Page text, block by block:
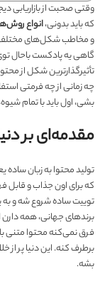
وقتی صحبت از بازاریابی
که باید بدونی،انواع
و مخاطب شکل‌های مختلفی
گاهی یه پادکست باحال
تأثیرگذارترین شکل از
چه زمانی از چه فرمتی
بشی، اول باید با تمام
مقدمه‌ای بر
تولید محتوا به زبان ساده
که برای اون جذاب و قابل
توییت ساده شروع شه و به
برندهای جهانی، همه دارن
فرق نمی‌کنه محتوا متنی
برطرف کنه. این دنیا پر
بشه.